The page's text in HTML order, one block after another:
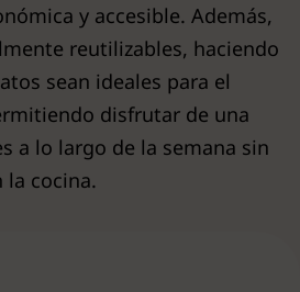
y accesible. Además,
reutilizables, haciendo
sean ideales para el
disfrutar de una
a lo largo de la semana sin
la cocina.